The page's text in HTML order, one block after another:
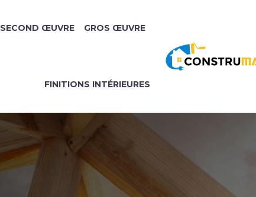
GROS ŒUVRE
SECOND ŒUVRE
FINITIONS INTÉRIEURES